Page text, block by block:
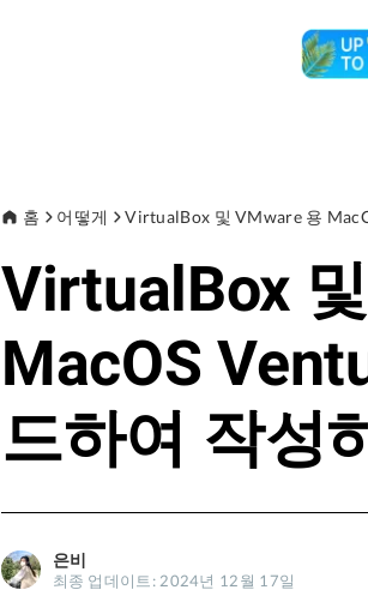
홈 어떻게 VirtualBox 및 VMware 용
VirtualBox
MacOS
드하여 작성
은비
최종 업데이트: 2024년 12월 17일